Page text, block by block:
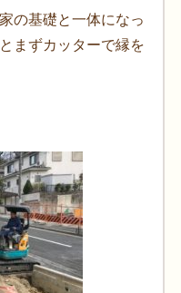
の基礎と一体になっ
まずカッターで縁を